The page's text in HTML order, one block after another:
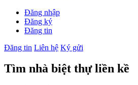
Đăng nhập
Đăng ký
Đăng tin
Đăng tin Liên hệ Ký gửi
Tìm nhà biệt thự liền kề